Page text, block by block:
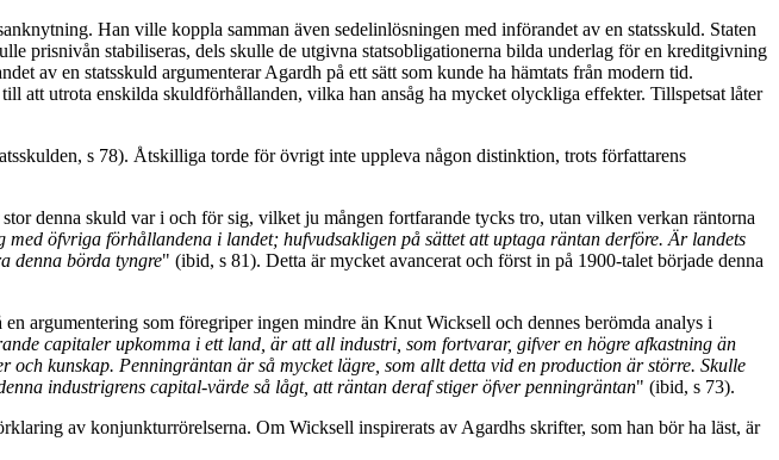
Han ville koppla samman även sedelinlösningen med införandet av en statsskuld. Staten
prisnivån stabiliseras, dels skulle de utgivna statsobligationerna bilda underlag för en kreditgivning
av en statsskuld argumenterar Agardh på ett sätt som kunde ha hämtats från modern tid.
att utrota enskilda skuldförhållanden, vilka han ansåg ha mycket olyckliga effekter. Tillspetsat låter
s 78). Åtskilliga torde för övrigt inte uppleva någon distinktion, trots författarens
denna skuld var i och för sig, vilket ju mången fortfarande tycks tro, utan vilken verkan räntorna
öfvriga förhållandena i landet; hufvudsakligen på sättet att uptaga räntan derföre. Är landets
denna börda tyngre" (ibid, s 81). Detta är mycket avancerat och först in på 1900-talet började denna
argumentering som föregriper ingen mindre än Knut Wicksell och dennes berömda analys i
capitaler upkomma i ett land, är att all industri, som fortvarar, gifver en högre afkastning än
kunskap. Penningräntan är så mycket lägre, som allt detta vid en production är större. Skulle
industrigrens capital-värde så lågt, att räntan deraf stiger öfver penningräntan" (ibid, s 73).
av konjunkturrörelserna. Om Wicksell inspirerats av Agardhs skrifter, som han bör ha läst, är